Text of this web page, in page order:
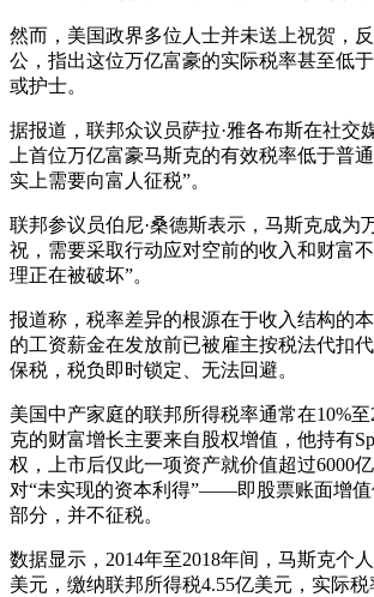
然而，美国政界多位人士并未送上祝贺，
公，指出这位万亿富豪的实际税率甚至低
或护士。
据报道，联邦众议员萨拉·雅各布斯在社交
上首位万亿富豪马斯克的有效税率低于普
实上需要向富人征税”。
联邦参议员伯尼·桑德斯表示，马斯克成为
祝，需要采取行动应对空前的收入和财富
理正在被破坏”。
报道称，税率差异的根源在于收入结构的
的工资薪金在发放前已被雇主按税法代扣
保税，税负即时锁定、无法回避。
美国中产家庭的联邦所得税率通常在10%
克的财富增长主要来自股权增值，他持有
权，上市后仅此一项资产就价值超过6000
对“未实现的资本利得”——即股票账面增
部分，并不征税。
数据显示，2014年至2018年间，马斯克个
美元，缴纳联邦所得税4.55亿美元，实际税